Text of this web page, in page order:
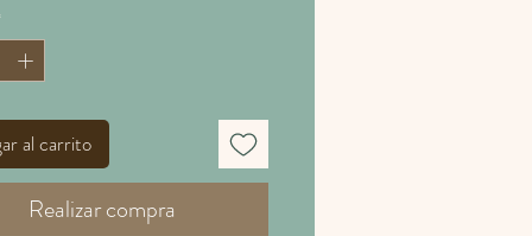
#mandarina
#aceitesesencialesgrupo
al carrito
Realizar compra